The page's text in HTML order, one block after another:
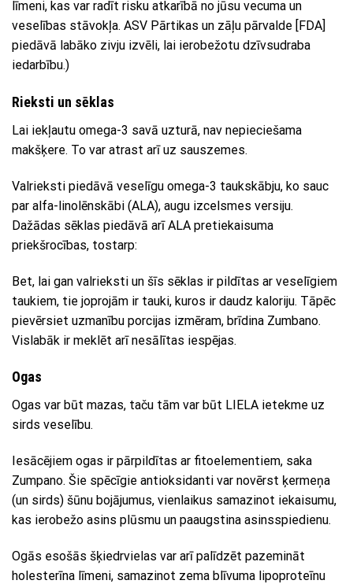
līmeni, kas var radīt risku atkarībā no jūsu vecuma un
veselības stāvokļa. ASV Pārtikas un zāļu pārvalde [FDA]
piedāvā labāko zivju izvēli, lai ierobežotu dzīvsudraba
iedarbību.)
Rieksti un sēklas
Lai iekļautu omega-3 savā uzturā, nav nepieciešama
makšķere. To var atrast arī uz sauszemes.
Valrieksti piedāvā veselīgu omega-3 taukskābju, ko sauc
par alfa-linolēnskābi (ALA), augu izcelsmes versiju.
Dažādas sēklas piedāvā arī ALA pretiekaisuma
priekšrocības, tostarp:
Bet, lai gan valrieksti un šīs sēklas ir pildītas ar veselīgiem
taukiem, tie joprojām ir tauki, kuros ir daudz kaloriju. Tāpēc
pievērsiet uzmanību porcijas izmēram, brīdina Zumbano.
Vislabāk ir meklēt arī nesālītas iespējas.
Ogas
Ogas var būt mazas, taču tām var būt LIELA ietekme uz
sirds veselību.
Iesācējiem ogas ir pārpildītas ar fitoelementiem, saka
Zumpano. Šie spēcīgie antioksidanti var novērst ķermeņa
(un sirds) šūnu bojājumus, vienlaikus samazinot iekaisumu,
kas ierobežo asins plūsmu un paaugstina asinsspiedienu.
Ogās esošās šķiedrvielas var arī palīdzēt pazemināt
holesterīna līmeni, samazinot zema blīvuma lipoproteīnu